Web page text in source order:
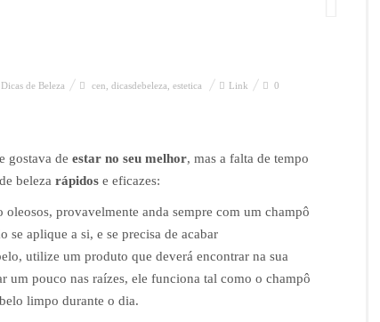
Dicas de Beleza cen dicasdebeleza estetica Link 0
gostava de estar no seu melhor, mas a falta de tempo
de beleza rápidos e eficazes:
oleosos, provavelmente anda sempre com um champô
se aplique a si, e se precisa de acabar
utilize um produto que deverá encontrar na sua
um pouco nas raízes, ele funciona tal como o champô
limpo durante o dia.